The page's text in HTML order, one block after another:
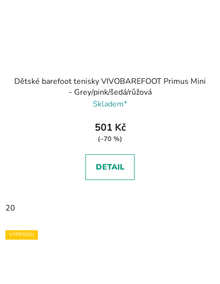
Dětské barefoot tenisky VIVOBAREFOOT Primus Mini
- Grey/pink/šedá/růžová
Skladem*
501 Kč
(–70 %)
DETAIL
20
VÝPRODEJ